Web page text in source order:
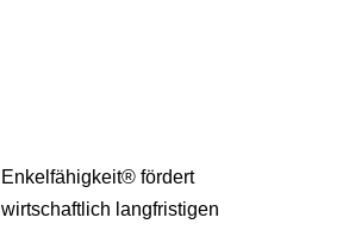
Enkelfähigkeit® fördert
wirtschaftlich langfristigen